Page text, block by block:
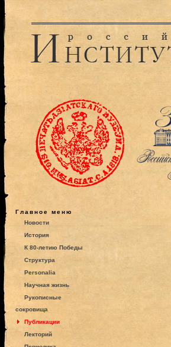
Главное меню
Новости
История
К 80-летию Победы
Структура
Personalia
Научная жизнь
Рукописные
сокровища
Публикации
Лекторий